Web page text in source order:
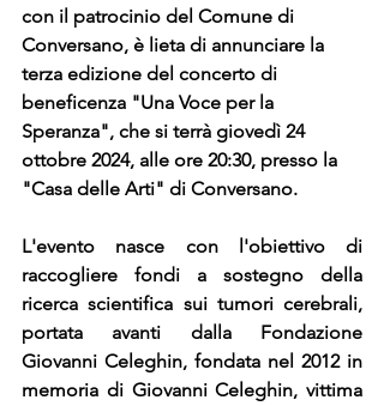
con il patrocinio del Comune di
Conversano, è lieta di annunciare la
terza edizione del concerto di
beneficenza "Una Voce per la
Speranza", che si terrà giovedì 24
ottobre 2024, alle ore 20:30, presso la
"Casa delle Arti" di Conversano.
L'evento nasce con l'obiettivo di
raccogliere fondi a sostegno della
ricerca scientifica sui tumori cerebrali,
portata avanti dalla Fondazione
Giovanni Celeghin, fondata nel 2012 in
memoria di Giovanni Celeghin, vittima